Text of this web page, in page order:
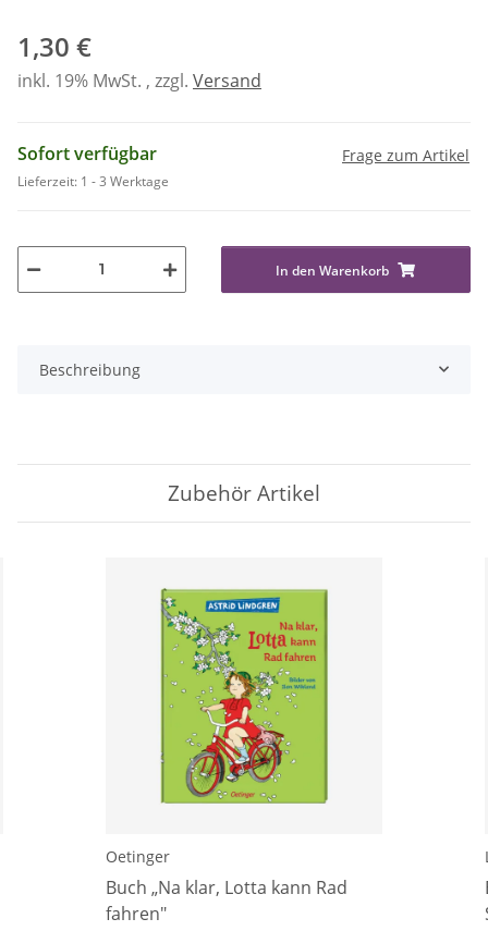
1,30 €
inkl. 19% MwSt. , zzgl. Versand
Sofort verfügbar
Lieferzeit: 1 - 3 Werktage
Frage zum Artikel
In den Warenkorb
Beschreibung
Zubehör Artikel
Oetinger
Buch „Na klar, Lotta kann Rad
fahren"